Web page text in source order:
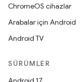
ChromeOS cihazlar
Arabalar için Android
Android TV
SÜRÜMLER